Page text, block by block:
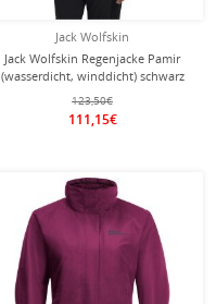
Jack Wolfskin
Jack Wolfskin Regenjacke Pamir
(wasserdicht, winddicht) schwarz
Damen
123,50€
111,15€